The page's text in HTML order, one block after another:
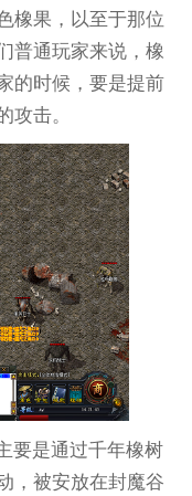
橡果，以至于那位
普通玩家来说，橡
的时候，要是提前
攻击。
要是通过千年橡树
，被安放在封魔谷